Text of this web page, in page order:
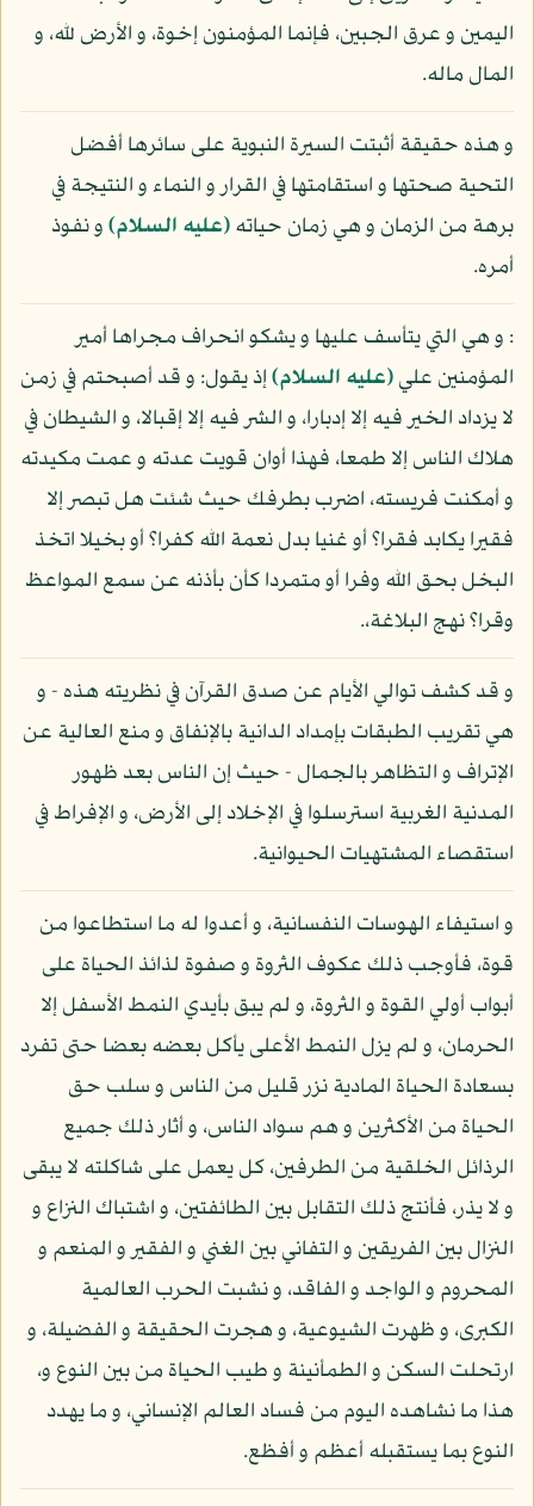
اليمين و عرق الجبين، فإنما المؤمنون إخوة، و الأرض لله، و
المال ماله.
و هذه حقيقة أثبتت السيرة النبوية على سائرها أفضل
التحية صحتها و استقامتها في القرار و النماء و النتيجة في
برهة من الزمان و هي زمان حياته(عليه السلام)و نفوذ
أمره.
: و هي التي يتأسف عليها و يشكو انحراف مجراها أمير
المؤمنين علي(عليه السلام)إذ يقول: و قد أصبحتم في زمن
لا يزداد الخير فيه إلا إدبارا، و الشر فيه إلا إقبالا، و الشيطان في
هلاك الناس إلا طمعا، فهذا أوان قويت عدته و عمت مكيدته
و أمكنت فريسته، اضرب بطرفك حيث شئت هل تبصر إلا
فقيرا يكابد فقرا؟ أو غنيا بدل نعمة الله كفرا؟ أو بخيلا اتخذ
البخل بحق الله وفرا أو متمردا كأن بأذنه عن سمع المواعظ
وقرا؟ نهج البلاغة،.
و قد كشف توالي الأيام عن صدق القرآن في نظريته هذه - و
هي تقريب الطبقات بإمداد الدانية بالإنفاق و منع العالية عن
الإتراف و التظاهر بالجمال - حيث إن الناس بعد ظهور
المدنية الغربية استرسلوا في الإخلاد إلى الأرض، و الإفراط في
استقصاء المشتهيات الحيوانية.
و استيفاء الهوسات النفسانية، و أعدوا له ما استطاعوا من
قوة، فأوجب ذلك عكوف الثروة و صفوة لذائذ الحياة على
أبواب أولي القوة و الثروة، و لم يبق بأيدي النمط الأسفل إلا
الحرمان، و لم يزل النمط الأعلى يأكل بعضه بعضا حتى تفرد
بسعادة الحياة المادية نزر قليل من الناس و سلب حق
الحياة من الأكثرين و هم سواد الناس، و أثار ذلك جميع
الرذائل الخلقية من الطرفين، كل يعمل على شاكلته لا يبقى
و لا يذر، فأنتج ذلك التقابل بين الطائفتين، و اشتباك النزاع و
النزال بين الفريقين و التفاني بين الغني و الفقير و المنعم و
المحروم و الواجد و الفاقد، و نشبت الحرب العالمية
الكبرى، و ظهرت الشيوعية، و هجرت الحقيقة و الفضيلة، و
ارتحلت السكن و الطمأنينة و طيب الحياة من بين النوع و،
هذا ما نشاهده اليوم من فساد العالم الإنساني، و ما يهدد
النوع بما يستقبله أعظم و أفظع.